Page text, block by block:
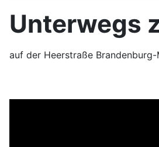
Unterwegs
Details
auf der Heerstraße